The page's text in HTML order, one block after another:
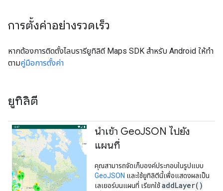
การตั้งค่าอย่างรวดเร็ว
หากต้องการติดตั้งไลบรารียูทิลิตี Maps SDK สำหรับ Android ให้ทํา
ตามคู่มือการตั้งค่า
ยูทิลิตี
นําเข้า GeoJSON ไปยัง
แผนที่
คุณสามารถจัดเก็บองค์ประกอบในรูปแบบ
GeoJSON และใช้ยูทิลิตีนี้เพื่อแสดงผลเป็น
เลเยอร์บนแผนที่ เรียกใช้addLayer()